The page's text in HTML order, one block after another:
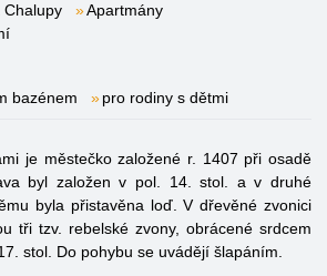
Chalupy
Apartmány
bazénem pro rodiny s dětmi
je městečko založené r. 1407 při osadě
byl založen v pol. 14. stol. a v druhé
byla přistavěna loď. V dřevěné zvonici
tři tzv. rebelské zvony, obrácené srdcem
stol. Do pohybu se uvádějí šlapáním.